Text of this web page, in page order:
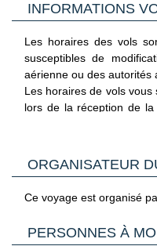
Location également de
INFORMATIONS
Les horaires des vols
susceptibles de
aérienne ou des autorités
Les horaires de vols vous
lors de la réception de
retour directement
Nous vous proposons
avion). Les horaires et le
confirmés lors de la
voyages.
ORGANISATEUR
Ce voyage est organisé
PERSONNES À